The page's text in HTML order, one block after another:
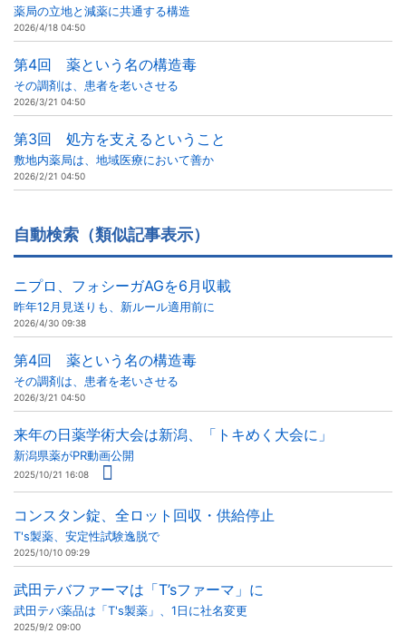
薬局の立地と減薬に共通する構造
2026/4/18 04:50
第4回 薬という名の構造毒
その調剤は、患者を老いさせる
2026/3/21 04:50
第3回 処方を支えるということ
敷地内薬局は、地域医療において善か
2026/2/21 04:50
自動検索（類似記事表示）
ニプロ、フォシーガAGを6月収載
昨年12月見送りも、新ルール適用前に
2026/4/30 09:38
第4回 薬という名の構造毒
その調剤は、患者を老いさせる
2026/3/21 04:50
来年の日薬学術大会は新潟、「トキめく大会に」
新潟県薬がPR動画公開
2025/10/21 16:08
コンスタン錠、全ロット回収・供給停止
T's製薬、安定性試験逸脱で
2025/10/10 09:29
武田テバファーマは「T’sファーマ」に
武田テバ薬品は「T's製薬」、1日に社名変更
2025/9/2 09:00